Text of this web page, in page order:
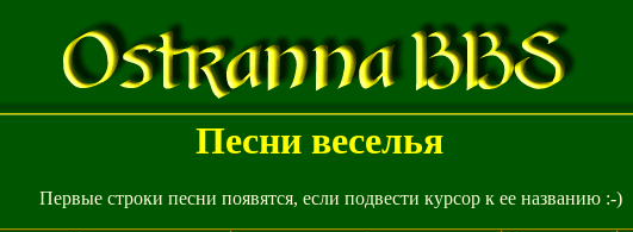
Песни веселья
Первые строки песни появятся, если подвести курсор к ее названию :-)